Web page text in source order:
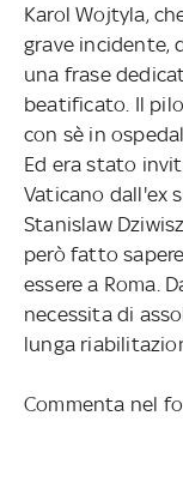
Karol Wojtyla,
grave incidente,
una frase
beatificato. Il
con sè in
Ed era stato
Vaticano dall'ex
Stanislaw
però fatto
essere a Roma.
necessita di
lunga
Commenta nel